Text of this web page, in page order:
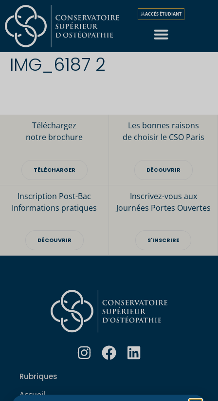
ACCÈS ÉTUDIANT
IMG_6187 2
Téléchargez
notre brochure
TÉLÉCHARGER
Les bonnes raisons
de choisir le CSO Paris
DÉCOUVRIR
Inscription Post-Bac
Informations pratiques
DÉCOUVRIR
Inscrivez-vous aux
Journées Portes Ouvertes
S'INSCRIRE
Rubriques
Accueil